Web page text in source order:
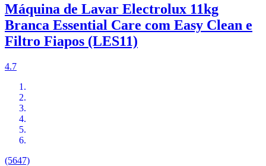
Máquina de Lavar Electrolux 11kg
Branca Essential Care com Easy Clean e
Filtro Fiapos (LES11)
4.7
(5647)